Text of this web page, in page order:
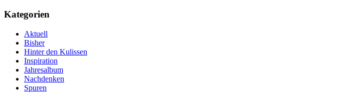
Kategorien
Aktuell
Bisher
Hinter den Kulissen
Inspiration
Jahresalbum
Nachdenken
Spuren